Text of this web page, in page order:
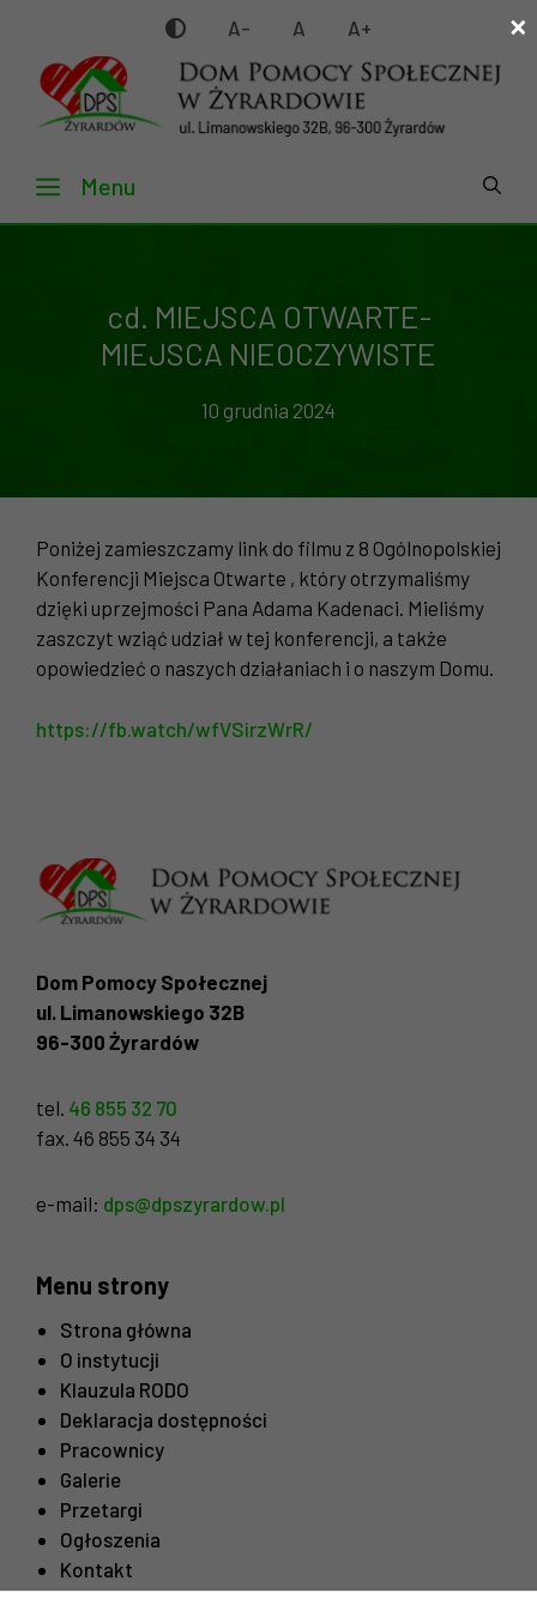
treści
A- A A+
Menu
cd. MIEJSCA OTWARTE-
MIEJSCA NIEOCZYWISTE
10 grudnia 2024
Poniżej zamieszczamy link do filmu z 8 Ogólnopolskiej
Konferencji Miejsca Otwarte , który otrzymaliśmy
dzięki uprzejmości Pana Adama Kadenaci. Mieliśmy
zaszczyt wziąć udział w tej konferencji, a także
opowiedzieć o naszych działaniach i o naszym Domu.
https://fb.watch/wfVSirzWrR/
Dom Pomocy Społecznej
ul. Limanowskiego 32B
96-300 Żyrardów
tel. 46 855 32 70
fax. 46 855 34 34
e-mail: dps@dpszyrardow.pl
Menu strony
Strona główna
O instytucji
Klauzula RODO
Deklaracja dostępności
Pracownicy
Galerie
Przetargi
Ogłoszenia
Kontakt
×